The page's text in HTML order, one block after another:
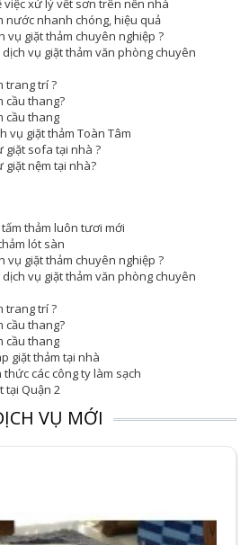
xử lý vết sơn trên nền nhà
nước nhanh chóng, hiệu quả
vụ giặt thảm chuyên nghiệp ?
vụ giặt thảm văn phòng chuyên
trang trí ?
cầu thang?
cầu thang
vụ giặt thảm Toàn Tâm
giặt sofa tại nhà ?
nệm tại nhà?
thảm luôn tươi mới
lót sàn
vụ giặt thảm chuyên nghiệp ?
vụ giặt thảm văn phòng chuyên
trang trí ?
cầu thang?
cầu thang
giặt thảm tại nhà
thức các công ty làm sạch
tại Quận 2
VỤ MỚI